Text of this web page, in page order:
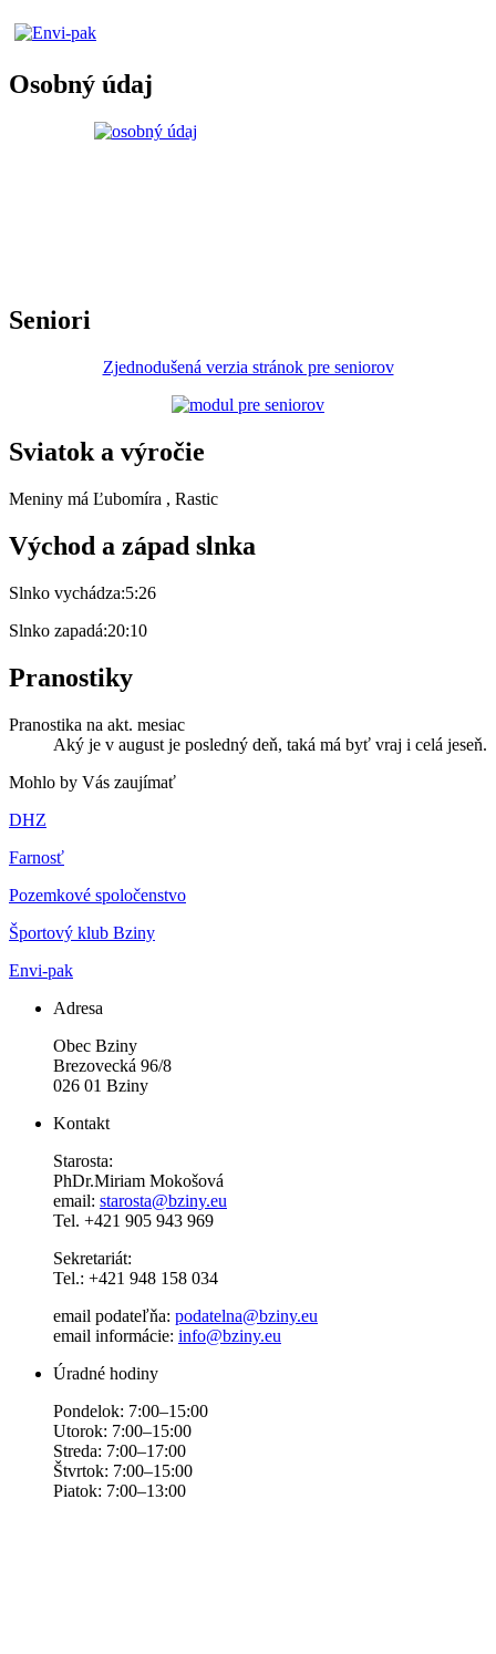
Osobný údaj
Seniori
Zjednodušená verzia stránok pre seniorov
Sviatok a výročie
Meniny má Ľubomíra , Rastic
Východ a západ slnka
Slnko vychádza:5:26
Slnko zapadá:20:10
Pranostiky
Pranostika na akt. mesiac
Aký je v august je posledný deň, taká má byť vraj i celá jeseň.
Mohlo by Vás zaujímať
DHZ
Farnosť
Pozemkové spoločenstvo
Športový klub Bziny
Envi-pak
Adresa
Obec Bziny
Brezovecká 96/8
026 01 Bziny
Kontakt
Starosta:
PhDr.Miriam Mokošová
email: starosta@bziny.eu
Tel. +421 905 943 969
Sekretariát:
Tel.: +421 948 158 034
email podateľňa: podatelna@bziny.eu
email informácie: info@bziny.eu
Úradné hodiny
Pondelok: 7:00–15:00
Utorok: 7:00–15:00
Streda: 7:00–17:00
Štvrtok: 7:00–15:00
Piatok: 7:00–13:00